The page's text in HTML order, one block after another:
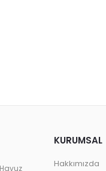
KURUMSAL
Hakkımızda